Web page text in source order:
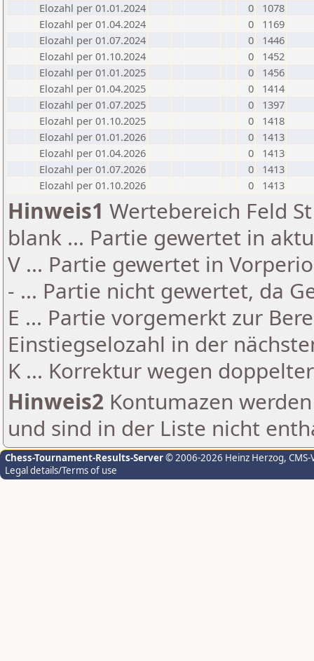
Elozahl per 01.01.2024
0
1078
Elozahl per 01.04.2024
0
1169
Elozahl per 01.07.2024
0
1446
Elozahl per 01.10.2024
0
1452
Elozahl per 01.01.2025
0
1456
Elozahl per 01.04.2025
0
1414
Elozahl per 01.07.2025
0
1397
Elozahl per 01.10.2025
0
1418
Elozahl per 01.01.2026
0
1413
Elozahl per 01.04.2026
0
1413
Elozahl per 01.07.2026
0
1413
Elozahl per 01.10.2026
0 1413
Hinweis1 Wertebereich Feld
blank ... Partie gewertet in
V ... Partie gewertet in
- ... Partie nicht gewertet, da
E ... Partie vorgemerkt zur
Einstiegselozahl in der
K ... Korrektur wegen
Hinweis2 Kontumazen
und sind in der Liste nicht
Chess-Tournament-Results-Server© 2006-2026 Heinz Herzog,
Legal details/Terms of use